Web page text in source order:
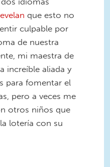
que esto no
culpable por
de nuestra
mi maestra de
increíble aliada y
para fomentar el
pero a veces me
otros niños que
lotería con su